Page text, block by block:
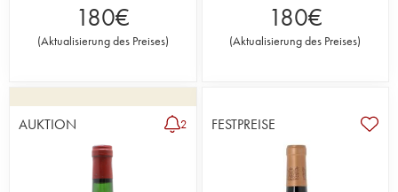
180€
(Aktualisierung des Preises)
180€
(Aktualisierung des Preises)
AUKTION 2 FESTPREISE